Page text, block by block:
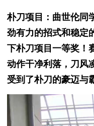
朴刀项目：曲世伦同
劲有力的招式和稳定
下朴刀项目一等奖！
动作干净利落，刀风
受到了朴刀的豪迈与